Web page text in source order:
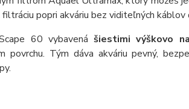
popri akváriu bez viditeľných káblov
60 vybavenášiestimi výškovo
povrchu. Tým dáva akváriu pevný,